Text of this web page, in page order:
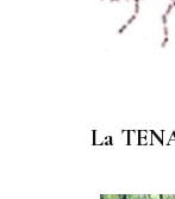
La